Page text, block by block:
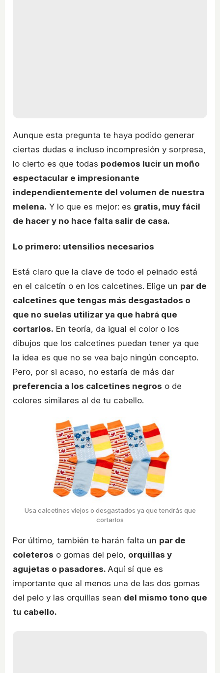
Aunque esta pregunta te haya podido generar
ciertas dudas e incluso incompresión y sorpresa,
lo cierto es que todas podemos lucir un moño
espectacular e impresionante
independientemente del volumen de nuestra
melena. Y lo que es mejor: es gratis, muy fácil
de hacer y no hace falta salir de casa.
Lo primero: utensilios necesarios
Está claro que la clave de todo el peinado está
en el calcetín o en los calcetines. Elige un par de
calcetines que tengas más desgastados o
que no suelas utilizar ya que habrá que
cortarlos. En teoría, da igual el color o los
dibujos que los calcetines puedan tener ya que
la idea es que no se vea bajo ningún concepto.
Pero, por si acaso, no estaría de más dar
preferencia a los calcetines negros o de
colores similares al de tu cabello.
Usa calcetines viejos o desgastados ya que tendrás que
cortarlos
Por último, también te harán falta un par de
coleteros o gomas del pelo, orquillas y
agujetas o pasadores. Aquí sí que es
importante que al menos una de las dos gomas
del pelo y las orquillas sean del mismo tono que
tu cabello.